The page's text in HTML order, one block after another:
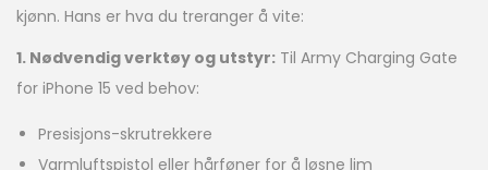
kjønn. Hans er hva du treranger å vite:
1. Nødvendig verktøy og utstyr: Til Army Charging Gate
for iPhone 15 ved behov:
Presisjons-skrutrekkere
Varmluftspistol eller hårføner for å løsne lim